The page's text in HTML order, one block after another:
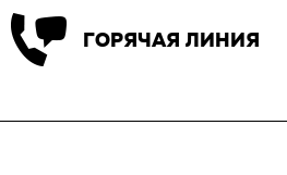
ГОРЯЧАЯ ЛИНИЯ